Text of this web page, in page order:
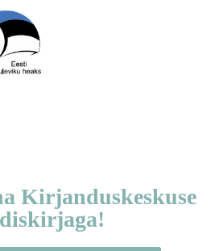
Kirjanduskeskuse